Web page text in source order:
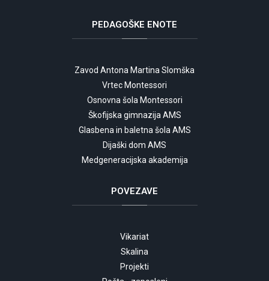
PEDAGOŠKE ENOTE
Zavod Antona Martina Slomška
Vrtec Montessori
Osnovna šola Montessori
Škofijska gimnazija AMS
Glasbena in baletna šola AMS
Dijaški dom AMS
Medgeneracijska akademija
POVEZAVE
Vikariat
Skalina
Projekti